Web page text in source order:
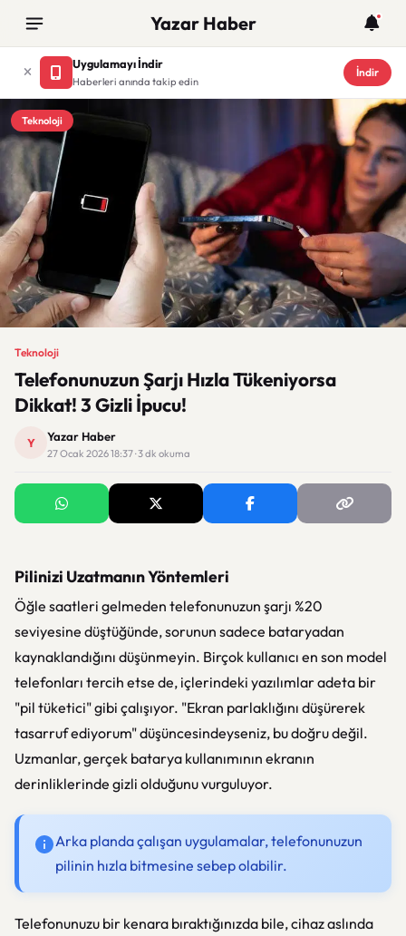
Yazar Haber
Uygulamayı İndir
Haberleri anında takip edin
İndir
Teknoloji
Teknoloji
Telefonunuzun Şarjı Hızla Tükeniyorsa
Dikkat! 3 Gizli İpucu!
Y Yazar Haber
27 Ocak 2026 18:37 · 3 dk okuma
Pilinizi Uzatmanın Yöntemleri
Öğle saatleri gelmeden telefonunuzun şarjı %20
seviyesine düştüğünde, sorunun sadece bataryadan
kaynaklandığını düşünmeyin. Birçok kullanıcı en son model
telefonları tercih etse de, içlerindeki yazılımlar adeta bir
"pil tüketici" gibi çalışıyor. "Ekran parlaklığını düşürerek
tasarruf ediyorum" düşüncesindeyseniz, bu doğru değil.
Uzmanlar, gerçek batarya kullanımının ekranın
derinliklerinde gizli olduğunu vurguluyor.
Arka planda çalışan uygulamalar, telefonunuzun
pilinin hızla bitmesine sebep olabilir.
Telefonunuzu bir kenara bıraktığınızda bile, cihaz aslında